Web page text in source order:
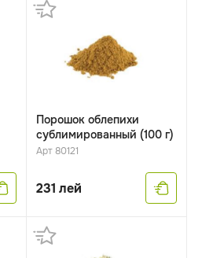
Порошок облепихи
сублимированный (100 г)
Арт 80121
231 лей